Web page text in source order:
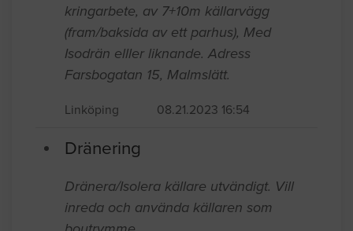
kringarbete, av 7+10m källarvägg
(fram/baksida av ett parhus), Med
Isodrän elller liknande. Adress
Farsbogatan 15, Malmslätt.
Linköping 08.21.2023 16:54
Dränering
Dränera/Isolera källare utvändigt. Vill
inreda och använda källaren som